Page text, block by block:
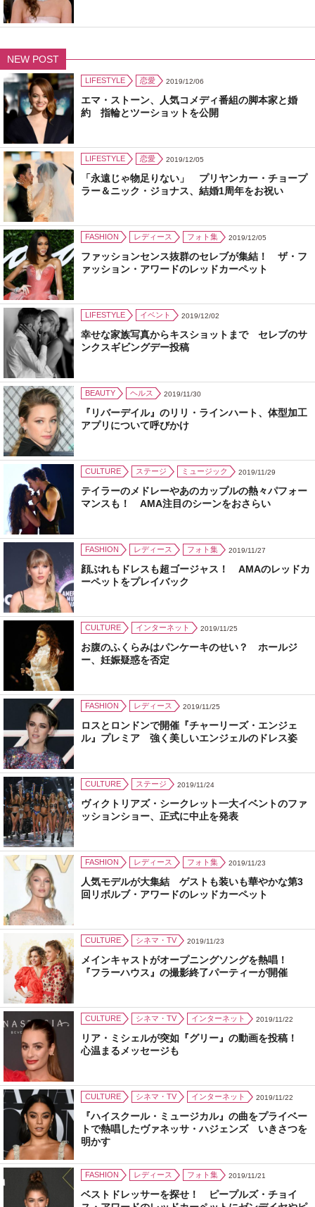
NEW POST
LIFESTYLE 恋愛 2019/12/06
エマ・ストーン、人気コメディ番組の脚本家と婚
約 指輪とツーショットを公開
LIFESTYLE 恋愛 2019/12/05
「永遠じゃ物足りない」 プリヤンカー・チョープ
ラー＆ニック・ジョナス、結婚1周年をお祝い
FASHION レディース フォト集 2019/12/05
ファッションセンス抜群のセレブが集結！ ザ・フ
ァッション・アワードのレッドカーペット
LIFESTYLE イベント 2019/12/02
幸せな家族写真からキスショットまで セレブのサ
ンクスギビングデー投稿
BEAUTY ヘルス 2019/11/30
『リバーデイル』のリリ・ラインハート、体型加工
アプリについて呼びかけ
CULTURE ステージ ミュージック 2019/11/29
テイラーのメドレーやあのカップルの熱々パフォー
マンスも！ AMA注目のシーンをおさらい
FASHION レディース フォト集 2019/11/27
顔ぶれもドレスも超ゴージャス！ AMAのレッドカ
ーペットをプレイバック
CULTURE インターネット 2019/11/25
お腹のふくらみはパンケーキのせい？ ホールジ
ー、妊娠疑惑を否定
FASHION レディース 2019/11/25
ロスとロンドンで開催『チャーリーズ・エンジェ
ル』プレミア 強く美しいエンジェルのドレス姿
CULTURE ステージ 2019/11/24
ヴィクトリアズ・シークレット一大イベントのファ
ッションショー、正式に中止を発表
FASHION レディース フォト集 2019/11/23
人気モデルが大集結 ゲストも装いも華やかな第3
回リボルブ・アワードのレッドカーペット
CULTURE シネマ・TV 2019/11/23
メインキャストがオープニングソングを熱唱！
『フラーハウス』の撮影終了パーティーが開催
CULTURE シネマ・TV インターネット 2019/11/22
リア・ミシェルが突如『グリー』の動画を投稿！
心温まるメッセージも
CULTURE シネマ・TV インターネット 2019/11/22
『ハイスクール・ミュージカル』の曲をプライベー
トで熱唱したヴァネッサ・ハジェンズ いきさつを
明かす
FASHION レディース フォト集 2019/11/21
ベストドレッサーを探せ！ ピープルズ・チョイ